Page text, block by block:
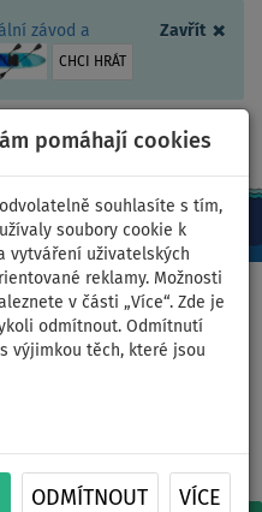
Zavřít ×
závod a
CHCI HRÁT
pomáhají cookies
souhlasíte s tím,
soubory cookie k
vytváření uživatelských
reklamy. Možnosti
v části „Více“. Zde je
odmítnout. Odmítnutí
výjimkou těch, které jsou
ODMÍTNOUT VÍCE
+420 467 409 090 0ks